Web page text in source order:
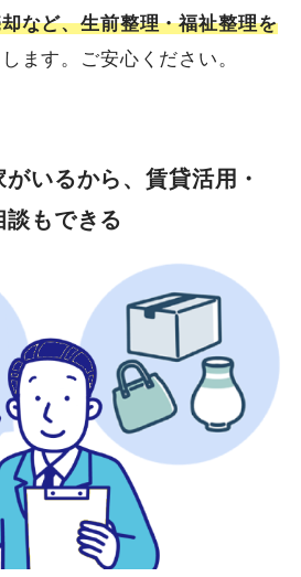
など、生前整理・福祉整理を
ます。ご安心ください。
いるから、賃貸活用・
もできる